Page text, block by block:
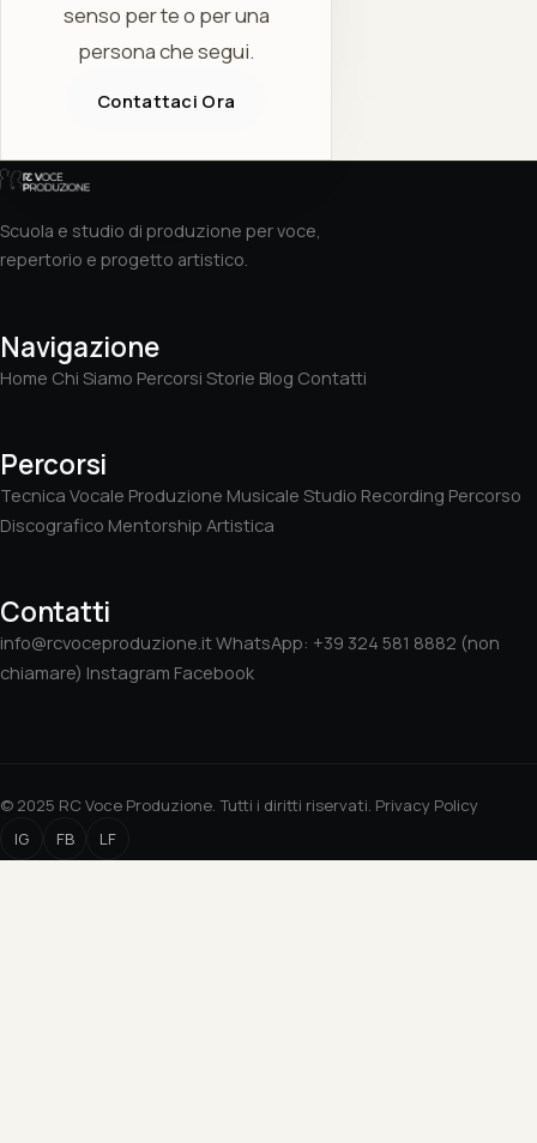
senso per te o per una
persona che segui.
Contattaci Ora
Scuola e studio di produzione per voce,
repertorio e progetto artistico.
Navigazione
Home Chi Siamo Percorsi Storie Blog Contatti
Percorsi
Tecnica Vocale Produzione Musicale Studio Recording Percorso
Discografico Mentorship Artistica
Contatti
info@rcvoceproduzione.itWhatsApp: +39 324 581 8882 (non
chiamare) Instagram Facebook
© 2025 RC Voce Produzione. Tutti i diritti riservati. Privacy Policy
IG
FB LF